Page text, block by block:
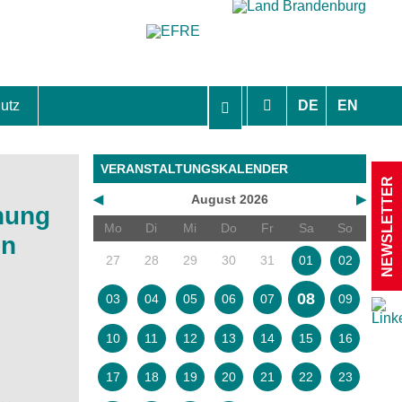
DE EN
VERANSTALTUNGSKALENDER
◀ ▶
August 2026
Mo
Di Mi Do Fr Sa So
27 28 29 30 31 01 02
03 04 05 06 07 08 09
10 11 12 13 14 15 16
17 18 19 20 21 22 23
NEWSLETTER